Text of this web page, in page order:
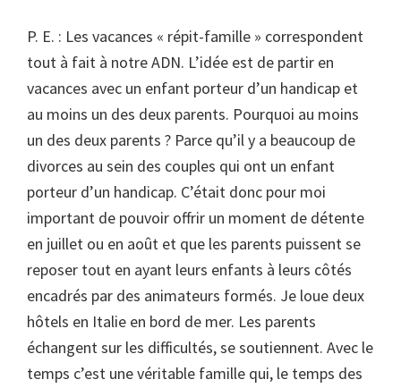
P. E. : Les vacances « répit-famille » correspondent
tout à fait à notre ADN. L’idée est de partir en
vacances avec un enfant porteur d’un handicap et
au moins un des deux parents. Pourquoi au moins
un des deux parents ? Parce qu’il y a beaucoup de
divorces au sein des couples qui ont un enfant
porteur d’un handicap. C’était donc pour moi
important de pouvoir offrir un moment de détente
en juillet ou en août et que les parents puissent se
reposer tout en ayant leurs enfants à leurs côtés
encadrés par des animateurs formés. Je loue deux
hôtels en Italie en bord de mer. Les parents
échangent sur les difficultés, se soutiennent. Avec le
temps c’est une véritable famille qui, le temps des